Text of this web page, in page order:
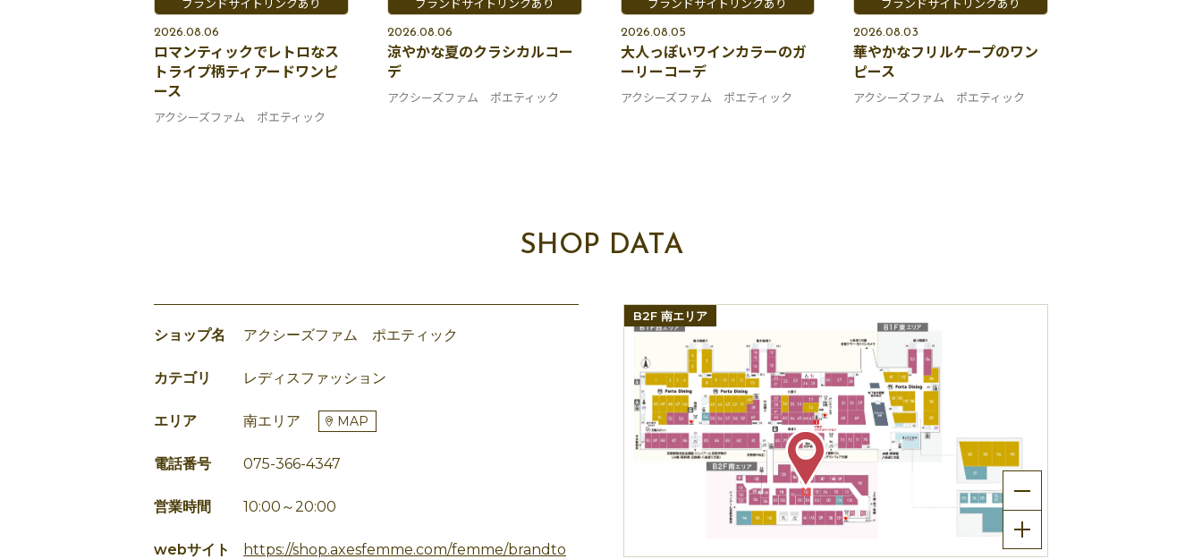
2026.08.06
ロマンティックでレトロなス
トライプ柄ティアードワンピ
ース
アクシーズファム ポエティック
2026.08.06
涼やかな夏のクラシカルコー
デ
アクシーズファム ポエティック
2026.08.05
大人っぽいワインカラーのガ
ーリーコーデ
アクシーズファム ポエティック
2026.08.03
華やかなフリルケープのワン
ピース
アクシーズファム ポエティック
SHOP DATA
ショップ名 アクシーズファム ポエティック
カテゴリ レディスファッション
エリア 南エリア MAP
電話番号 075-366-4347
営業時間 10:00～20:00
webサイト
https://shop.axesfemme.com/femme/brandto
B2F 南エリア